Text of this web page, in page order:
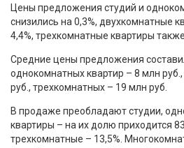
Цены предложения студий и
снизились на 0,3%, двухкомнатные
4,4%, трехкомнатные квартиры
Средние цены предложения
однокомнатных квартир – 8 млн
руб., трехкомнатных – 19 млн руб.
В продаже преобладают студии,
квартиры – на их долю приходится
трехкомнатные – 13,5%.